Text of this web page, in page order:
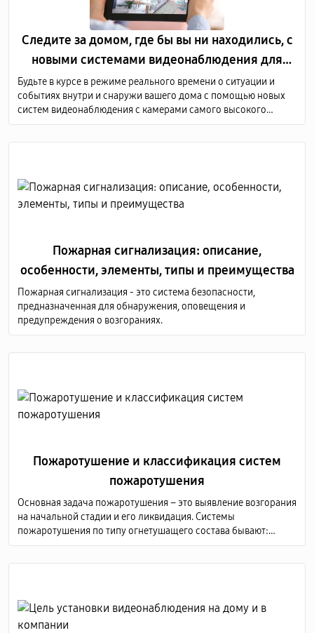
Следите за домом, где бы вы ни находились, с
новыми системами видеонаблюдения для
дома
Будьте в курсе в режиме реального времени о ситуации и
событиях внутри и снаружи вашего дома с помощью новых
систем видеонаблюдения с камерами самого высокого
качества. Мы предоставляем услуги по продаже и монтажу
Пожарная сигнализация: описание,
особенности, элементы, типы и преимущества
Пожарная сигнализация - это система безопасности,
предназначенная для обнаружения, оповещения и
предупреждения о возгораниях.
Пожаротушение и классификация систем
пожаротушения
Основная задача пожаротушения – это выявление возгорания
на начальной стадии и его ликвидация. Системы
пожаротушения по типу огнетушащего состава бывают:
аэрозольные; водяные; порошковые; газовые; пенные.